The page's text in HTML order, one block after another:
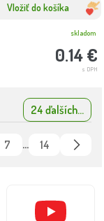
Vložiť do košíka
0.14 €
s DPH
skladom
24 ďalších...
7 ... 14